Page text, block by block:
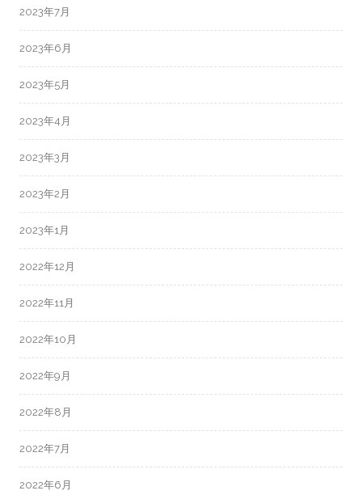
2023年7月
2023年6月
2023年5月
2023年4月
2023年3月
2023年2月
2023年1月
2022年12月
2022年11月
2022年10月
2022年9月
2022年8月
2022年7月
2022年6月